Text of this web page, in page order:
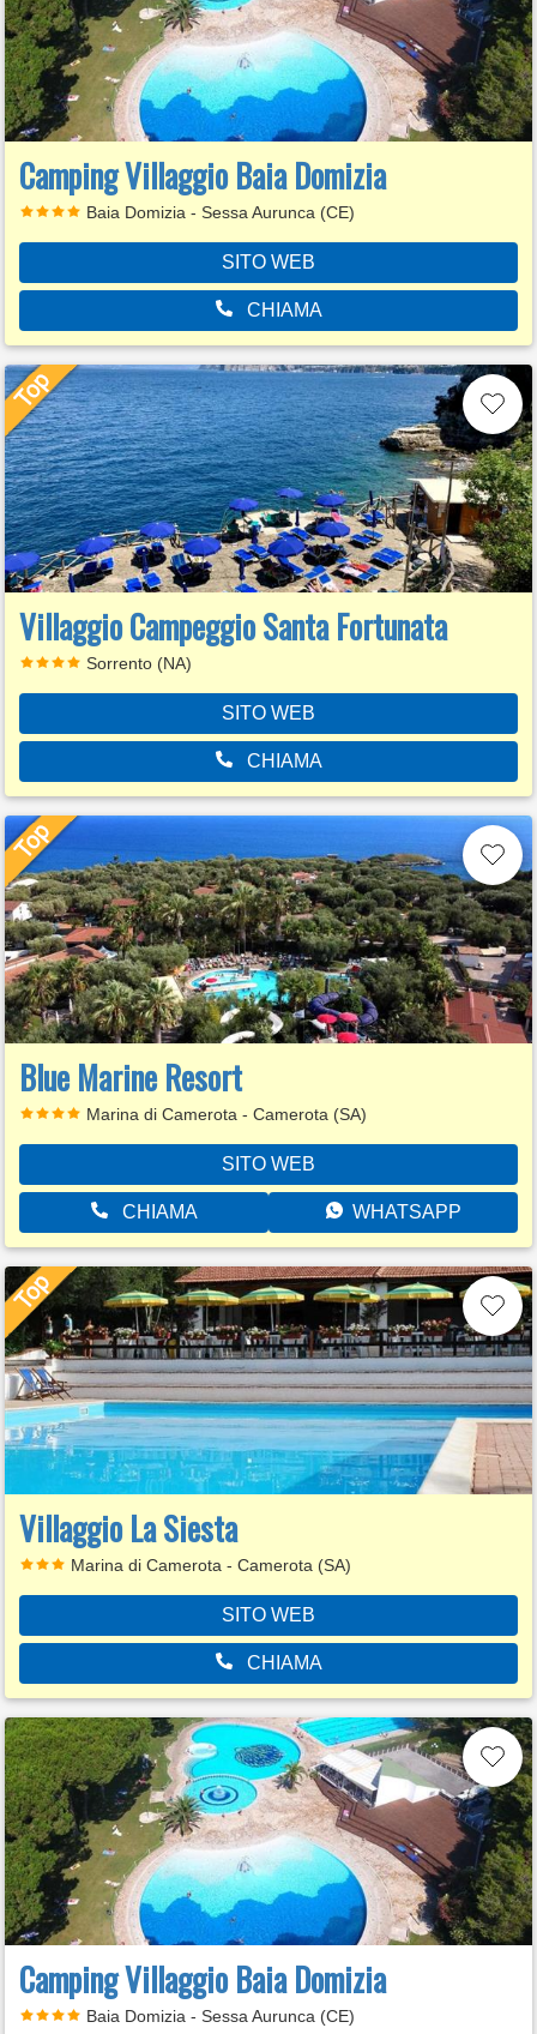
Camping Villaggio Baia Domizia
Baia Domizia - Sessa Aurunca (CE)
SITO WEB
CHIAMA
Villaggio Campeggio Santa Fortunata
Sorrento (NA)
SITO WEB
CHIAMA
Blue Marine Resort
Marina di Camerota - Camerota (SA)
SITO WEB
CHIAMA WHATSAPP
Villaggio La Siesta
Marina di Camerota - Camerota (SA)
SITO WEB
CHIAMA
Camping Villaggio Baia Domizia
Baia Domizia - Sessa Aurunca (CE)